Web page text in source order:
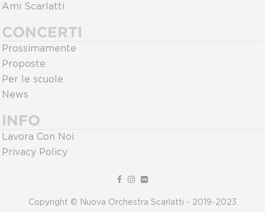
Ami Scarlatti
CONCERTI
Prossimamente
Proposte
Per le scuole
News
INFO
Lavora Con Noi
Privacy Policy
Copyright © Nuova Orchestra Scarlatti - 2019-2023